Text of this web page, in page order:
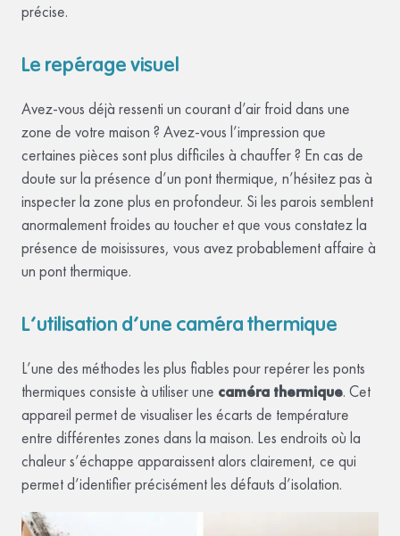
précise.
Le repérage visuel
Avez-vous déjà ressenti un courant d’air froid dans une
zone de votre maison ? Avez-vous l’impression que
certaines pièces sont plus difficiles à chauffer ? En cas de
doute sur la présence d’un pont thermique, n’hésitez pas à
inspecter la zone plus en profondeur. Si les parois semblent
anormalement froides au toucher et que vous constatez la
présence de moisissures, vous avez probablement affaire à
un pont thermique.
L’utilisation d’une caméra thermique
L’une des méthodes les plus fiables pour repérer les ponts
thermiques consiste à utiliser une caméra thermique. Cet
appareil permet de visualiser les écarts de température
entre différentes zones dans la maison. Les endroits où la
chaleur s’échappe apparaissent alors clairement, ce qui
permet d’identifier précisément les défauts d’isolation.